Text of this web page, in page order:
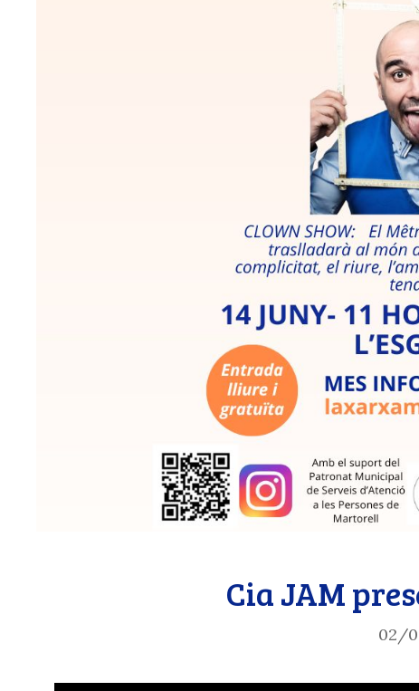
Cia JAM
02/